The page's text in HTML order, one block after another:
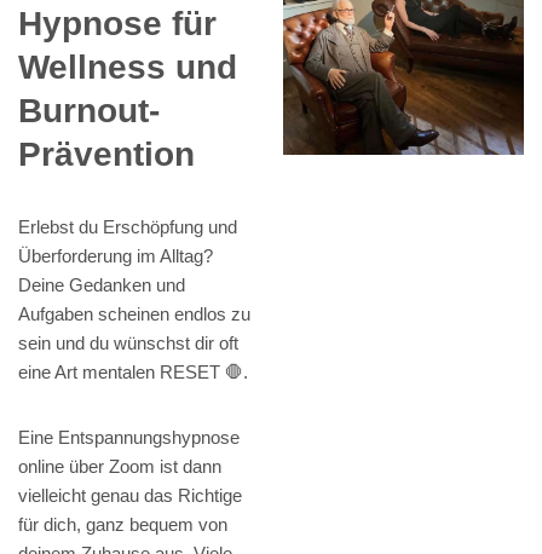
Hypnose für
Wellness und
Burnout-
Prävention
Erlebst du Erschöpfung und
Überforderung im Alltag?
Deine Gedanken und
Aufgaben scheinen endlos zu
sein und du wünschst dir oft
eine Art mentalen RESET 🛑.
Eine Entspannungshypnose
online über Zoom ist dann
vielleicht genau das Richtige
für dich, ganz bequem von